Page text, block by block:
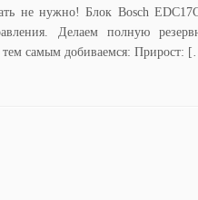
не нужно! Блок Bosch
Делаем полную
самым добиваемся: Прирост: